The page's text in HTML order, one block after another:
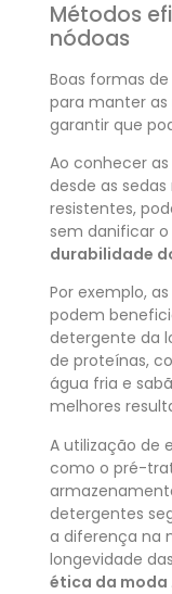
Métodos
nódoas
Boas formas
para manter
garantir que
Ao conhecer
desde as
resistentes,
sem danificar
durabilidade
Por exemplo,
podem
detergente da
de proteínas,
água fria e
melhores
A utilização de
como o pré-
detergentes
a diferença na
longevidade
ética da moda